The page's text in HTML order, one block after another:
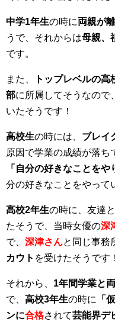
中学1年生の時に両親が
うで、それからは母親、
です。
また、 トップレベルの高
部に所属してそうなので
いたそうです！
高校生の時には、 ブレイ
原因で学業の成績が落ち
「自分の好きなことをや
分の好きなことをやって
高校2年生の時に、友達と
たそうで、当時女優の深
で、 深津さんと同じ事務
カウト を受けたそうです！
それから、 1年間学業と
で、 高校3年生の時に 「
ンに合格されて芸能界デ